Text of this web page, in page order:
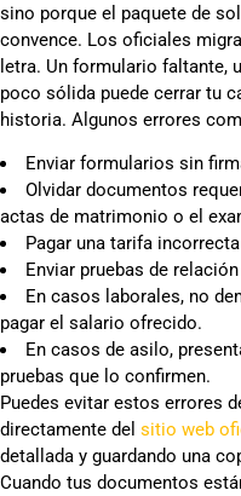
sino porque el paquete de
convence. Los oficiales
letra. Un formulario faltante,
poco sólida puede cerrar tu
historia. Algunos errores
Enviar formularios sin
Olvidar documentos
actas de matrimonio o el
Pagar una tarifa
Enviar pruebas de
En casos laborales, no
pagar el salario ofrecido.
En casos de asilo,
pruebas que lo confirmen.
Puedes evitar estos errores
directamente del sitio web
detallada y guardando una
Cuando tus documentos